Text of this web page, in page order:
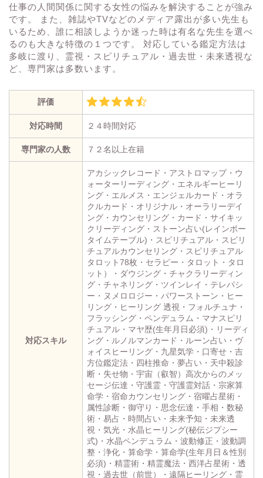
仕事の人間関係に関する女性の悩みを解決することが強み
です。 また、雑誌やTVなどのメディア露出が多い先生も
いるため、誰に相談しようか迷った時は有名な先生を選べ
るのも大きな特徴の１つです。 対応している鑑定方法は
多岐に渡り、霊視・スピリチュアル・過去世・未来透視な
ど、専門家は多数います。
評価
対応時間 ２４時間対応
専門家の人数 ７２名以上在籍
対応スキル
アカシックレコード・アストロマップ・ウ
ォーターリーディング・エネルギーヒーリ
ング・エルメス・エンジェルカード・オラ
クルカード・オリジナル・オーラリーデイ
ング・カウンセリング・カード・サイキッ
クリーディング・ストーン占い(レインボー
タイムテーブル)・スピリチュアル・スピリ
チュアルカウンセリング・スピリチュアル
タロット78枚・セラピー・タロット・タロ
ット）・ダウジング・チャクラリーディン
グ・チャネリング・ツインレイ・テレパシ
ー・ヌメロロジー・パワーストーン・ヒー
リング・ヒーリング 透視・フォルチュナ・
フラッシング・ペンデュラム・マナスピリ
チュアル・マヤ歴(生年月日必須)・リーディ
ング・ルノルマンカード・ルーン占い・ヴ
ォイスヒーリング・九星気学・口寄せ・吉
方位鑑定法・四柱推命・夢占い・天中殺診
断・失せ物・宇宙（叡智）高次からのメッ
セージ伝達・守護霊・守護霊対話・宗家算
命学・宿命カウンセリング・宿曜占星術・
属性診断・御守り・思念伝達・手相・数秘
術・易占・時間占い・未来予知・未来透
視・気光・水晶ヒーリング(秘伝ジプシー
式)・水晶ペンデュラム・波動修正・波動調
整・浄化・算命学・算命学(生年月日＆性別
必須)・精霊術・精霊魔法・西洋占星術・透
視・過去世（前世）・遠隔ヒーリング・霊